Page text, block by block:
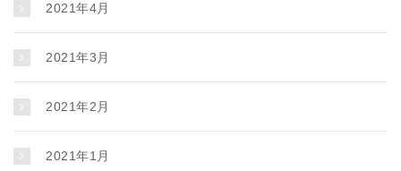
2021年4月
2021年3月
2021年2月
2021年1月